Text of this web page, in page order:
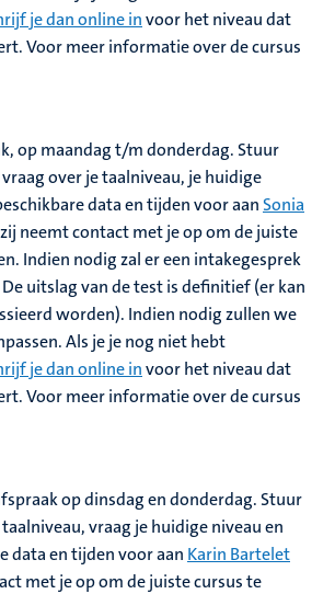
je dan online invoor het niveau dat
Voor meer informatie over de cursus
op maandag t/m donderdag. Stuur
over je taalniveau, je huidige
data en tijden voor aan Sonia
neemt contact met je op om de juiste
Indien nodig zal er een intakegesprek
uitslag van de test is definitief (er kan
worden). Indien nodig zullen we
Als je je nog niet hebt
je dan online invoor het niveau dat
Voor meer informatie over de cursus
op dinsdag en donderdag. Stuur
vraag je huidige niveau en
data en tijden voor aan Karin Bartelet
met je op om de juiste cursus te